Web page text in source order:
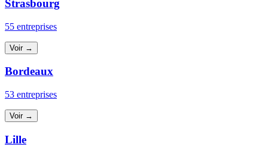
Strasbourg
55 entreprises
Voir →
Bordeaux
53 entreprises
Voir →
Lille